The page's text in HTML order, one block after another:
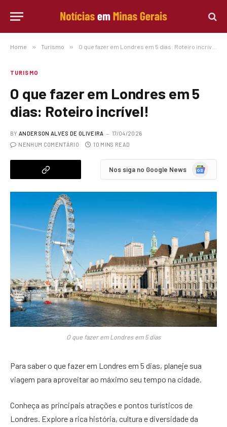
Home » Turismo » O que fazer em Londres em 5 dias: Roteiro incrível!
TURISMO
O que fazer em Londres em 5
dias: Roteiro incrível!
BY ANDERSON ALVES DE OLIVEIRA
17/04/2026
NENHUM COMENTÁRIO
10 MINS READ
Nos siga no Google News
Google
O que fazer em Londres em 5 dias
Para saber o que fazer em Londres em 5 dias, planeje sua
viagem para aproveitar ao máximo seu tempo na cidade.
Conheça as principais atrações e pontos turísticos de
Londres. Explore a rica história, cultura e diversidade da